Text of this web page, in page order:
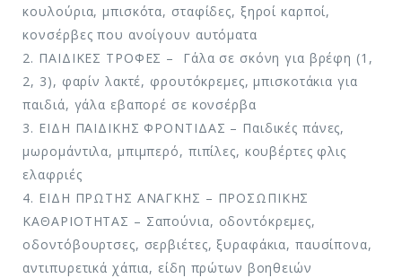
κουλούρια, μπισκότα, σταφίδες, ξηροί καρποί,
κονσέρβες που ανοίγουν αυτόματα
2. ΠΑΙΔΙΚΕΣ ΤΡΟΦΕΣ – Γάλα σε σκόνη για βρέφη (1,
2, 3), φαρίν λακτέ, φρουτόκρεμες, μπισκοτάκια για
παιδιά, γάλα εβαπορέ σε κονσέρβα
3. ΕΙΔΗ ΠΑΙΔΙΚΗΣ ΦΡΟΝΤΙΔΑΣ – Παιδικές πάνες,
μωρομάντιλα, μπιμπερό, πιπίλες, κουβέρτες φλις
ελαφριές
4. ΕΙΔΗ ΠΡΩΤΗΣ ΑΝΑΓΚΗΣ – ΠΡΟΣΩΠΙΚΗΣ
ΚΑΘΑΡΙΟΤΗΤΑΣ – Σαπούνια, οδοντόκρεμες,
οδοντόβουρτσες, σερβιέτες, ξυραφάκια, παυσίπονα,
αντιπυρετικά χάπια, είδη πρώτων βοηθειών